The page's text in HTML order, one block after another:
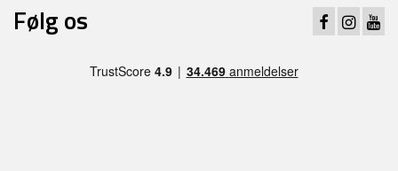
Følg os